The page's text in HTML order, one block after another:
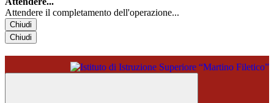
Attendere il completamento dell'operazione...
Chiudi
Chiudi